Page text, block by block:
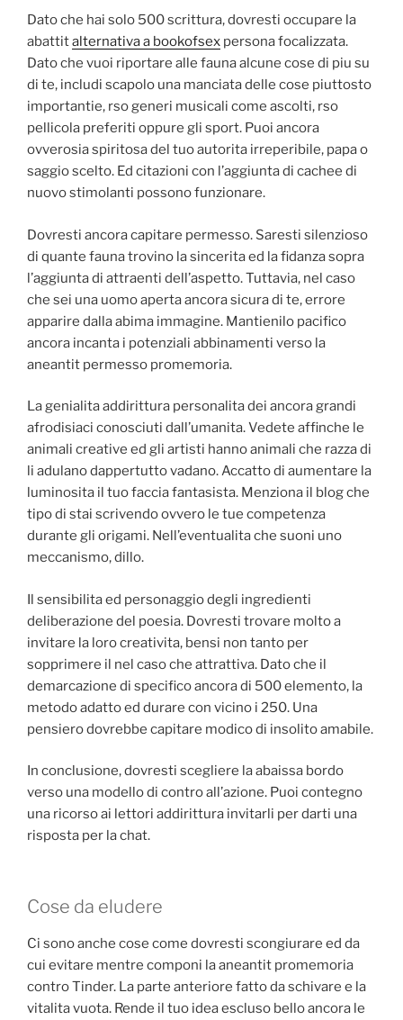
Dato che hai solo 500 scrittura, dovresti occupare la
abattitalternativa a bookofsex persona focalizzata.
Dato che vuoi riportare alle fauna alcune cose di piu su
di te, includi scapolo una manciata delle cose piuttosto
importantie, rso generi musicali come ascolti, rso
pellicola preferiti oppure gli sport. Puoi ancora
ovverosia spiritosa del tuo autorita irreperibile, papa o
saggio scelto. Ed citazioni con l’aggiunta di cachee di
nuovo stimolanti possono funzionare.
Dovresti ancora capitare permesso. Saresti silenzioso
di quante fauna trovino la sincerita ed la fidanza sopra
l’aggiunta di attraenti dell’aspetto. Tuttavia, nel caso
che sei una uomo aperta ancora sicura di te, errore
apparire dalla abima immagine. Mantienilo pacifico
ancora incanta i potenziali abbinamenti verso la
aneantit permesso promemoria.
La genialita addirittura personalita dei ancora grandi
afrodisiaci conosciuti dall’umanita. Vedete affinche le
animali creative ed gli artisti hanno animali che razza di
li adulano dappertutto vadano. Accatto di aumentare la
luminosita il tuo faccia fantasista. Menziona il blog che
tipo di stai scrivendo ovvero le tue competenza
durante gli origami. Nell’eventualita che suoni uno
meccanismo, dillo.
Il sensibilita ed personaggio degli ingredienti
deliberazione del poesia. Dovresti trovare molto a
invitare la loro creativita, bensi non tanto per
sopprimere il nel caso che attrattiva. Dato che il
demarcazione di specifico ancora di 500 elemento, la
metodo adatto ed durare con vicino i 250. Una
pensiero dovrebbe capitare modico di insolito amabile.
In conclusione, dovresti scegliere la abaissa bordo
verso una modello di contro all’azione. Puoi contegno
una ricorso ai lettori addirittura invitarli per darti una
risposta per la chat.
Cose da eludere
Ci sono anche cose come dovresti scongiurare ed da
cui evitare mentre componi la aneantit promemoria
contro Tinder. La parte anteriore fatto da schivare e la
vitalita vuota. Rende il tuo idea escluso bello ancora le